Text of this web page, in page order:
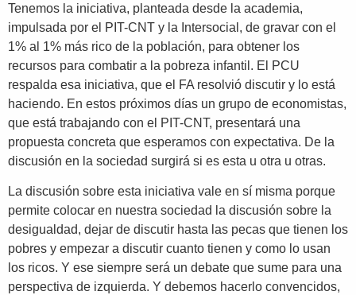
Tenemos la iniciativa, planteada desde la academia,
impulsada por el PIT-CNT y la Intersocial, de gravar con el
1% al 1% más rico de la población, para obtener los
recursos para combatir a la pobreza infantil. El PCU
respalda esa iniciativa, que el FA resolvió discutir y lo está
haciendo. En estos próximos días un grupo de economistas,
que está trabajando con el PIT-CNT, presentará una
propuesta concreta que esperamos con expectativa. De la
discusión en la sociedad surgirá si es esta u otra u otras.
La discusión sobre esta iniciativa vale en sí misma porque
permite colocar en nuestra sociedad la discusión sobre la
desigualdad, dejar de discutir hasta las pecas que tienen los
pobres y empezar a discutir cuanto tienen y como lo usan
los ricos. Y ese siempre será un debate que sume para una
perspectiva de izquierda. Y debemos hacerlo convencidos,